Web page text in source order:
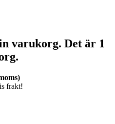
varukorg. Det är 1
frakt!